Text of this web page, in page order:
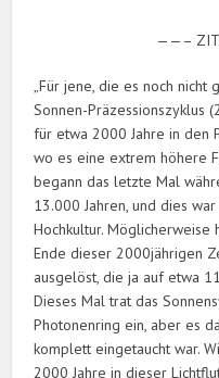
——–
„Für jene, die es noch
Sonnen-Präzessionszyklus
für etwa 2000 Jahre in den
wo es eine extrem höhere
begann das letzte Mal
13.000 Jahren, und dies
Hochkultur. Möglicherweise
Ende dieser 2000jährigen
ausgelöst, die ja auf etwa
Dieses Mal trat das
Photonenring ein, aber es
komplett eingetaucht war.
2000 Jahre in dieser